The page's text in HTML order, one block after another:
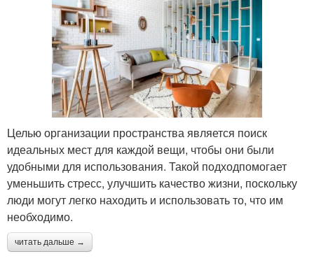
Целью организации пространства является поиск
идеальных мест для каждой вещи, чтобы они были
удобными для использования. Такой подходпомогает
уменьшить стресс, улучшить качество жизни, поскольку
люди могут легко находить и использовать то, что им
необходимо.
читать дальше →